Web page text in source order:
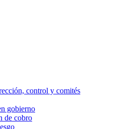
control y comités
gobierno
de cobro